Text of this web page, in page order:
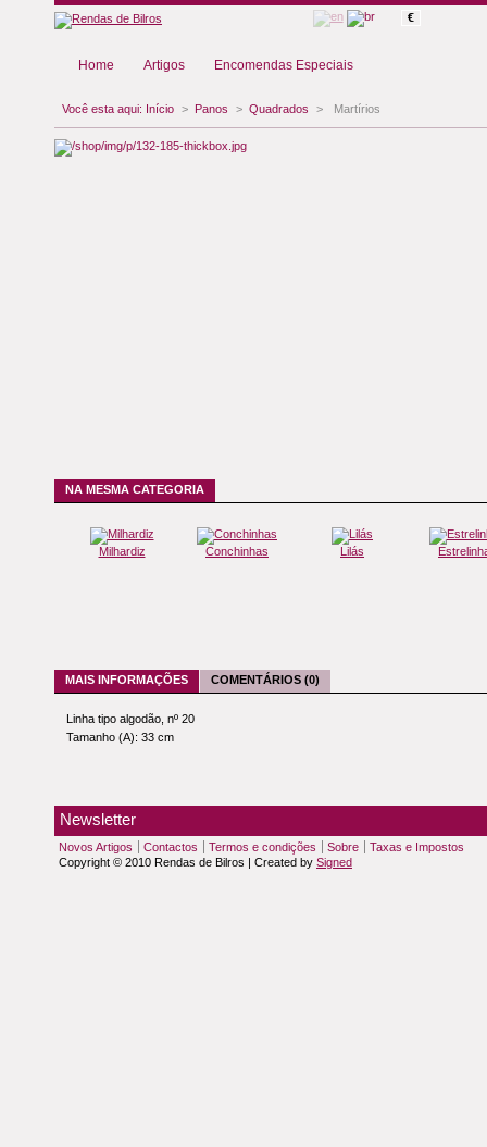
€
Home Artigos Encomendas Especiais
Você esta aqui: Início > Panos > Quadrados > Martírios
NA MESMA CATEGORIA
Milhardiz Conchinhas Lilás
MAIS INFORMAÇÕES COMENTÁRIOS (0)
Linha tipo algodão, nº 20
Tamanho (A): 33 cm
Newsletter
Novos Artigos Contactos Termos e condições Sobre
Taxas e Impostos
Copyright © 2010 Rendas de Bilros | Created by Signed